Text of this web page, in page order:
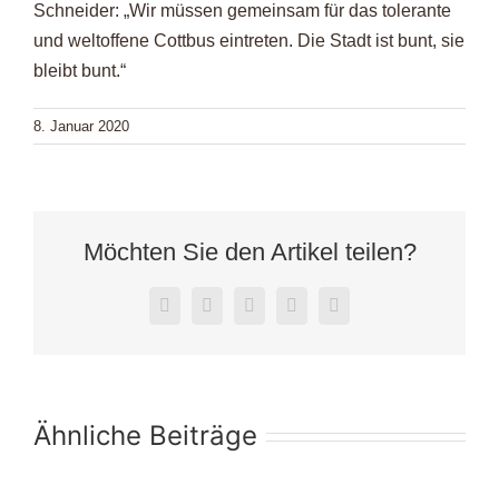
Schneider: „Wir müssen gemeinsam für das tolerante
und weltoffene Cottbus eintreten. Die Stadt ist bunt, sie
bleibt bunt.“
8. Januar 2020
Möchten Sie den Artikel teilen?
Facebook
X LinkedInWhatsApp
E-
Ähnliche Beiträge